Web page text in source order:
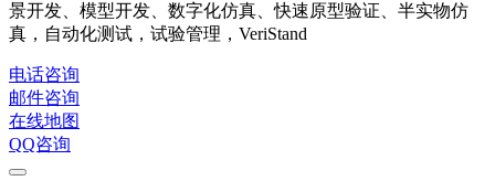
景开发、模型开发、数字化仿真、快速原型验证、半实物仿
真，自动化测试，试验管理，VeriStand
电话咨询
邮件咨询
在线地图
QQ咨询